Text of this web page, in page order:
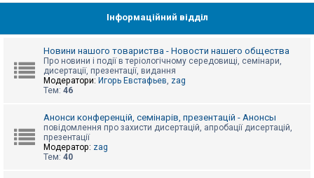
А
и
т
П
Інформаційний відділ
Новини нашого товариства - Новости нашего общества
Про новини і події в теріологічному середовищі, семінари,
дисертації, презентації, видання
Модератори: Игорь Евстафьев, zag
Тем: 46
Анонси конференцій, семінарів, презентацій - Анонсы
повідомлення про захисти дисертацій, апробації дисертацій,
презентації
Модератор: zag
Тем: 40